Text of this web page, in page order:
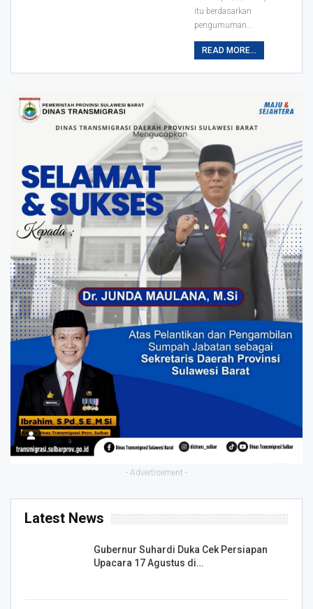
itu berdasarkan
pengumuman…
READ MORE...
- Advertisement -
Latest News
Gubernur Suhardi Duka Cek Persiapan
Upacara 17 Agustus di…